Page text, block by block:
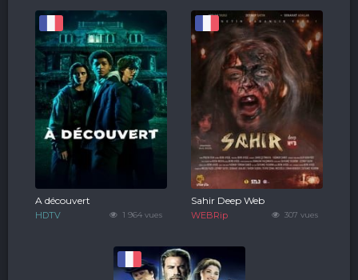
1 964 vues
A découvert
HDTV 307 vues
Sahir Deep Web
WEBRip